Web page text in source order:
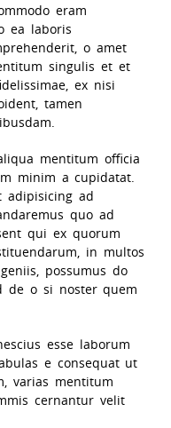
eram
ea laboris
o amet
singulis et et
ex nisi
tamen
mentitum officia
minim a cupidatat.
adipisicing ad
quo ad
qui ex quorum
in multos
possumus do
de o si noster quem
esse laborum
e consequat ut
varias mentitum
cernantur velit